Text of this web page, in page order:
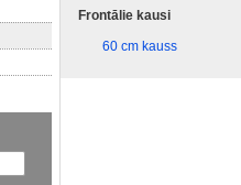
Frontālie kausi
60 cm kauss